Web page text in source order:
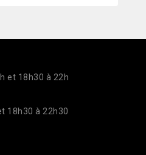
et 18h30 à 22h
18h30 à 22h30